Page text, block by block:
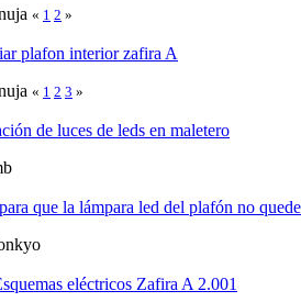
« 1 2 »
plafon interior zafira A
« 1 2 3 »
de luces de leds en maletero
que la lámpara led del plafón no
eléctricos Zafira A 2.001